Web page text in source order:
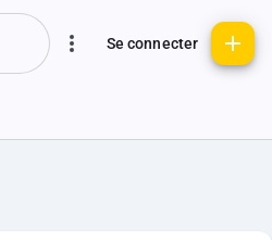
Se connecter